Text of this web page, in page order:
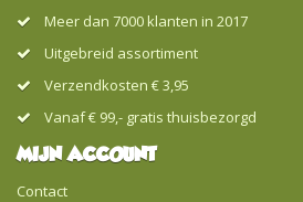
Meer dan 7000 klanten in 2017
Uitgebreid assortiment
Verzendkosten € 3,95
Vanaf € 99,- gratis thuisbezorgd
MIJN ACCOUNT
Contact